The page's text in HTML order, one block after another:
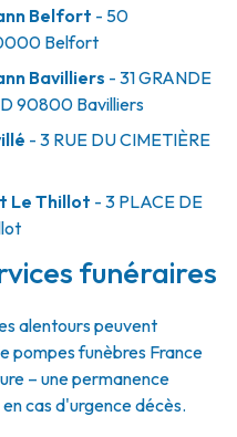
Belfort - 50
Belfort
Bavilliers - 31 GRANDE
90800 Bavilliers
- 3 RUE DU CIMETIÈRE
Le Thillot - 3 PLACE DE
funéraires
alentours peuvent
pompes funèbres France
– une permanence
cas d'urgence décès.